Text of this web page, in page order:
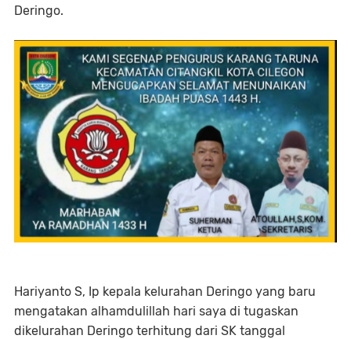
Deringo.
Hariyanto S, Ip kepala kelurahan Deringo yang baru
mengatakan alhamdulillah hari saya di tugaskan
dikelurahan Deringo terhitung dari SK tanggal